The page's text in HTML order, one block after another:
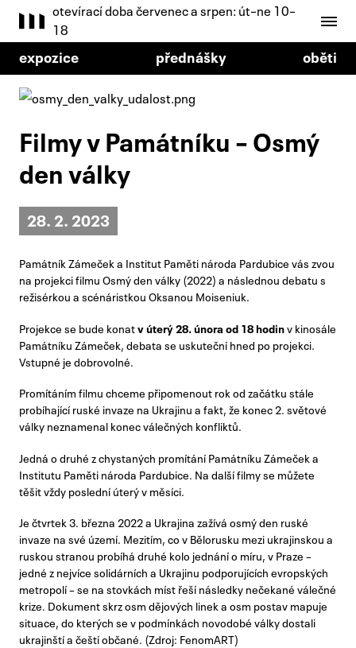
otevírací doba červenec a srpen: út–ne 10–
18
expozice přednášky oběti
Filmy v Památníku – Osmý
den války
28. 2. 2023
Památník Zámeček a Institut Paměti národa Pardubice vás zvou
na projekci filmu Osmý den války (2022) a následnou debatu s
režisérkou a scénáristkou Oksanou Moiseniuk.
Projekce se bude konatv úterý 28. února od 18 hodinv kinosále
Památníku Zámeček, debata se uskuteční hned po projekci.
Vstupné je dobrovolné.
Promítáním filmu chceme připomenout rok od začátku stále
probíhající ruské invaze na Ukrajinu a fakt, že konec 2. světové
války neznamenal konec válečných konfliktů.
Jedná o druhé z chystaných promítání Památníku Zámeček a
Institutu Paměti národa Pardubice. Na další filmy se můžete
těšit vždy poslední úterý v měsíci.
Je čtvrtek 3. března 2022 a Ukrajina zažívá osmý den ruské
invaze na své území. Mezitím, co v Bělorusku mezi ukrajinskou a
ruskou stranou probíhá druhé kolo jednání o míru, v Praze –
jedné z nejvíce solidárních a Ukrajinu podporujících evropských
metropolí – se na stovkách míst řeší následky nečekané válečné
krize. Dokument skrz osm dějových linek a osm postav mapuje
situace, do kterých se v podmínkách novodobé války dostali
ukrajinští a čeští občané. (Zdroj: FenomART)